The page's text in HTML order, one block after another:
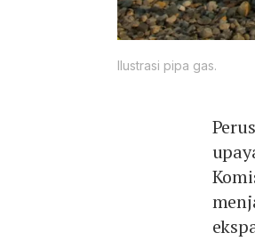
Ilustrasi pipa gas.